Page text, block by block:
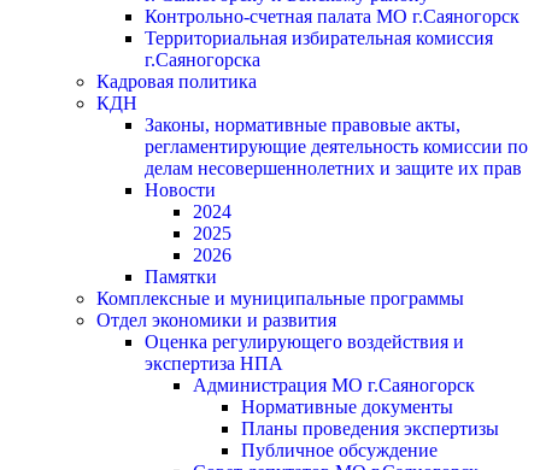
Контрольно-счетная палата МО г.Саяногорск
Территориальная избирательная комиссия
г.Саяногорска
Кадровая политика
КДН
Законы, нормативные правовые акты,
регламентирующие деятельность комиссии по
делам несовершеннолетних и защите их прав
Новости
2024
2025
2026
Памятки
Комплексные и муниципальные программы
Отдел экономики и развития
Оценка регулирующего воздействия и
экспертиза НПА
Администрация МО г.Саяногорск
Нормативные документы
Планы проведения экспертизы
Публичное обсуждение